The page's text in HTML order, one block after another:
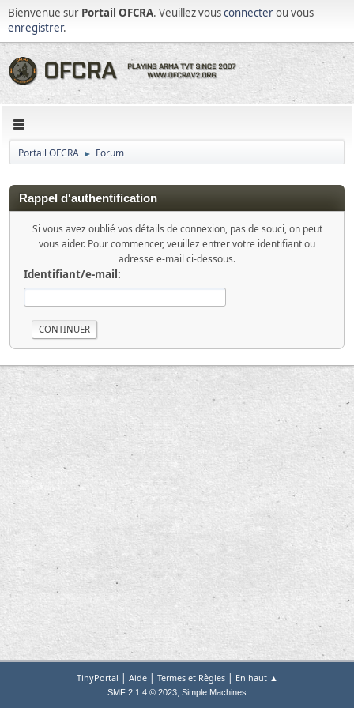
Bienvenue sur Portail OFCRA. Veuillez vousconnecterou vous
enregistrer.
Portail OFCRA ► Forum
Rappel d'authentification
Si vous avez oublié vos détails de connexion, pas de souci, on peut
vous aider. Pour commencer, veuillez entrer votre identifiant ou
adresse e-mail ci-dessous.
Identifiant/e-mail:
TinyPortal | Aide| Termes et Règles| En haut ▲
SMF 2.1.4 © 2023, Simple Machines